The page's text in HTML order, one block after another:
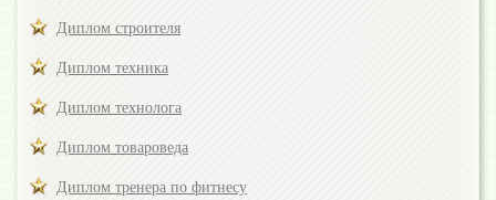
Диплом строителя
Диплом техника
Диплом технолога
Диплом товароведа
Диплом тренера по фитнесу